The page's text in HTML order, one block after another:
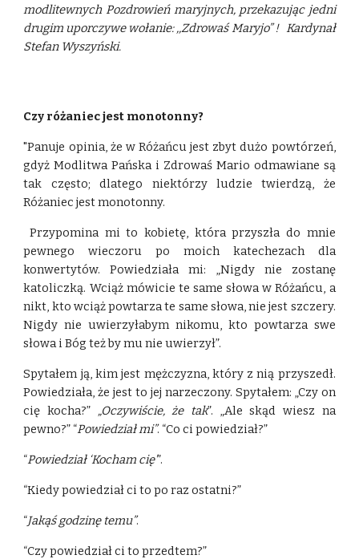
modlitewnych Pozdrowień maryjnych, przekazując jedni
drugim uporczywe wołanie: ,,Zdrowaś Maryjo” ! Kardynał
Stefan Wyszyński.
Czy różaniec jest monotonny?
"Panuje opinia, że w Różańcu jest zbyt dużo powtórzeń,
gdyż Modlitwa Pańska i Zdrowaś Mario odmawiane są
tak często; dlatego niektórzy ludzie twierdzą, że
Różaniec jest monotonny.
Przypomina mi to kobietę, która przyszła do mnie
pewnego wieczoru po moich katechezach dla
konwertytów. Powiedziała mi: „Nigdy nie zostanę
katoliczką. Wciąż mówicie te same słowa w Różańcu, a
nikt, kto wciąż powtarza te same słowa, nie jest szczery.
Nigdy nie uwierzyłabym nikomu, kto powtarza swe
słowa i Bóg też by mu nie uwierzył”.
Spytałem ją, kim jest mężczyzna, który z nią przyszedł.
Powiedziała, że jest to jej narzeczony. Spytałem: „Czy on
cię kocha?” „Oczywiście, że tak”. „Ale skąd wiesz na
pewno?” “Powiedział mi”. “Co ci powiedział?”
“Powiedział ‘Kocham cię’”.
“Kiedy powiedział ci to po raz ostatni?”
“Jakąś godzinę temu”.
“Czy powiedział ci to przedtem?”